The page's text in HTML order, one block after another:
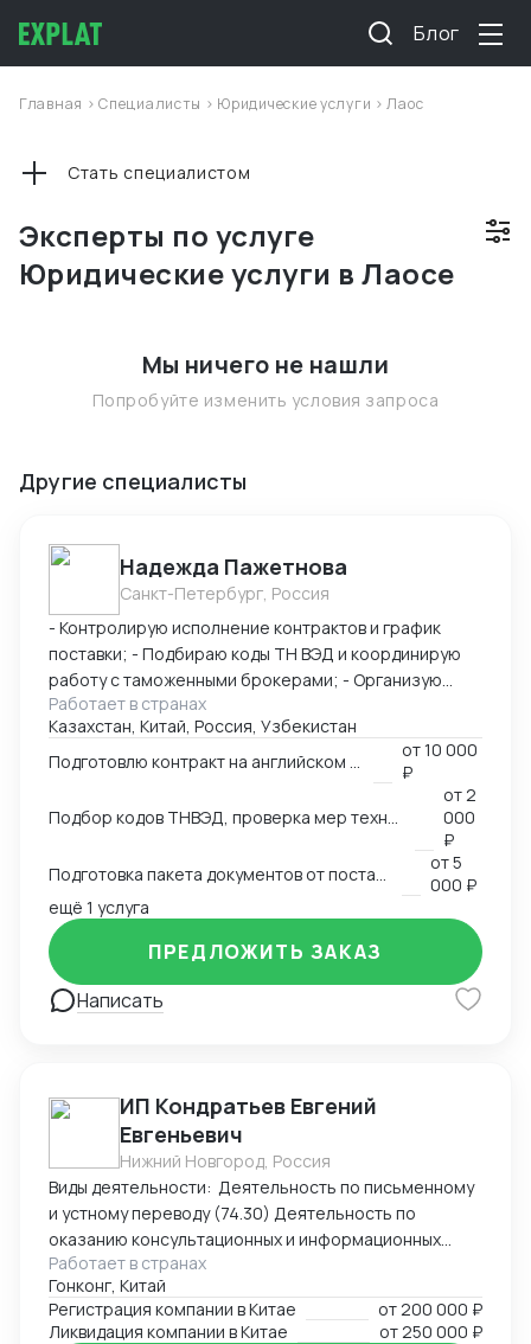
Блог
Главная >Специалисты > Юридические услуги >Лаос
Эксперты по услуге
Юридические услуги в Лаосе
Стать специалистом
Мы ничего не нашли
Попробуйте изменить условия запроса
Другие специалисты
Надежда Пажетнова
Санкт-Петербург, Россия
- Контролирую исполнение контрактов и график
поставки; - Подбираю коды ТН ВЭД и координирую
работу с таможенными брокерами; - Организую
сертификацию и взаимодействие с
аккредитованными органами; - Снижаю расходы за
счёт оптимизации логистики и правильного кода; -
Обеспечиваю юридическую чистоту сделок,
точность инвойсов, упаковочных листов, контрактов.
Работает в странах
Казахстан, Китай, Россия, Узбекистан
от10 000
₽
Подбор кодов ТНВЭД, проверка мер технического регулирования, запретов и ограничений
от2
000
₽
от5
000 ₽
ещё 1 услуга
Написать
ПРЕДЛОЖИТЬ ЗАКАЗ
ИП Кондратьев Евгений
Евгеньевич
Нижний Новгород, Россия
Виды деятельности: Деятельность по письменному
и устному переводу (74.30) Деятельность по
оказанию консультационных и информационных
услуг (63.99.1) Услуги по бронированию прочие и
сопутствующая деятельность (79.90)
Работает в странах
Гонконг, Китай
Регистрация компании в Китае
от200 000 ₽
Ликвидация компании в Китае
от250 000 ₽